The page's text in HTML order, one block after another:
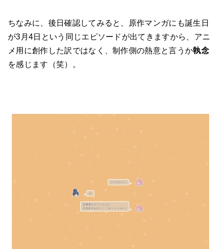
ちなみに、後日確認してみると、原作マンガにも誕生日
が3月4日という同じエピソードが出てきますから、アニ
メ用に創作した訳ではなく、制作側の熱意と言うか執念
を感じます（笑）。